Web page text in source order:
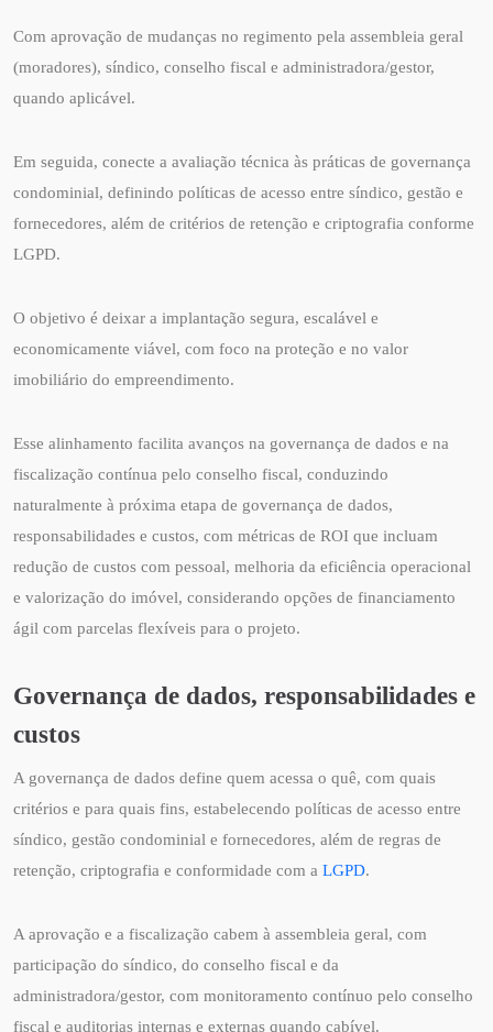
Com aprovação de mudanças no regimento pela assembleia geral
(moradores), síndico, conselho fiscal e administradora/gestor,
quando aplicável.
Em seguida, conecte a avaliação técnica às práticas de governança
condominial, definindo políticas de acesso entre síndico, gestão e
fornecedores, além de critérios de retenção e criptografia conforme
LGPD.
O objetivo é deixar a implantação segura, escalável e
economicamente viável, com foco na proteção e no valor
imobiliário do empreendimento.
Esse alinhamento facilita avanços na governança de dados e na
fiscalização contínua pelo conselho fiscal, conduzindo
naturalmente à próxima etapa de governança de dados,
responsabilidades e custos, com métricas de ROI que incluam
redução de custos com pessoal, melhoria da eficiência operacional
e valorização do imóvel, considerando opções de financiamento
ágil com parcelas flexíveis para o projeto.
Governança de dados, responsabilidades e
custos
A governança de dados define quem acessa o quê, com quais
critérios e para quais fins, estabelecendo políticas de acesso entre
síndico, gestão condominial e fornecedores, além de regras de
retenção, criptografia e conformidade com a LGPD.
A aprovação e a fiscalização cabem à assembleia geral, com
participação do síndico, do conselho fiscal e da
administradora/gestor, com monitoramento contínuo pelo conselho
fiscal e auditorias internas e externas quando cabível.